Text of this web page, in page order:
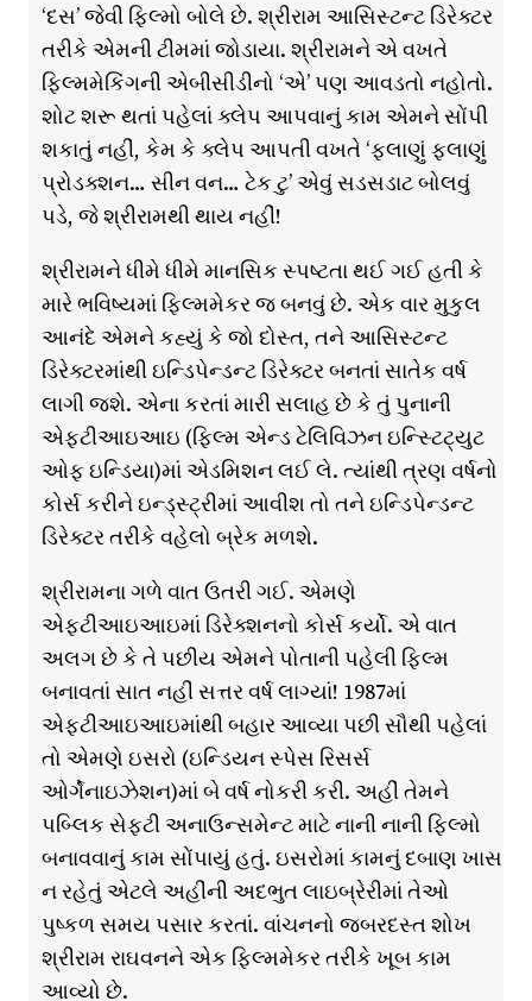
‘દસ’ જેવી ફિલ્મો બોલે છે. શ્રીરામ આસિસ્ટન્ટ ડિરેક્ટર
તરીકે એમની ટીમમાં જોડાયા. શ્રીરામને એ વખતે
ફિલ્મમેકિંગની એબીસીડીનો ‘એ’ પણ આવડતો નહોતો.
શોટ શરૂ થતાં પહેલાં ક્લેપ આપવાનું કામ એમને સોંપી
શકાતું નહીં, કેમ કે ક્લેપ આપતી વખતે ‘ફલાણું ફલાણું
પ્રોડક્શન… સીન વન… ટેક ટુ’ એવું સડસડાટ બોલવું
પડે, જે શ્રીરામથી થાય નહીં!
શ્રીરામને ધીમે ધીમે માનસિક સ્પષ્ટતા થઈ ગઈ હતી કે
મારે ભવિષ્યમાં ફિલ્મમેકર જ બનવું છે. એક વાર મુકુલ
આનંદે એમને કહ્યું કે જો દોસ્ત, તને આસિસ્ટન્ટ
ડિરેક્ટરમાંથી ઇન્ડિપેન્ડન્ટ ડિરેક્ટર બનતાં સાતેક વર્ષ
લાગી જશે. એના કરતાં મારી સલાહ છે કે તું પુનાની
એફટીઆઇઆઇ (ફિલ્મ એન્ડ ટેલિવિઝન ઇન્સ્ટિટ્યુટ
ઓફ ઇન્ડિયા)માં એડમિશન લઈ લે. ત્યાંથી ત્રણ વર્ષનો
કોર્સ કરીને ઇન્ડ્સ્ટ્રીમાં આવીશ તો તને ઇન્ડિપેન્ડન્ટ
ડિરેક્ટર તરીકે વહેલો બ્રેક મળશે.
શ્રીરામના ગળે વાત ઉતરી ગઈ. એમણે
એફટીઆઇઆઇમાં ડિરેક્શનનો કોર્સ કર્યો. એ વાત
અલગ છે કે તે પછીય એમને પોતાની પહેલી ફિલ્મ
બનાવતાં સાત નહીં સત્તર વર્ષ લાગ્યાં! 1987માં
એફટીઆઇઆઇમાંથી બહાર આવ્યા પછી સૌથી પહેલાં
તો એમણે ઇસરો (ઇન્ડિયન સ્પેસ રિસર્સ
ઓર્ગેનાઇઝેશન)માં બે વર્ષ નોકરી કરી. અહીં તેમને
પબ્લિક સેફ્ટી અનાઉન્સમેન્ટ માટે નાની નાની ફિલ્મો
બનાવવાનું કામ સોંપાયું હતું. ઇસરોમાં કામનું દબાણ ખાસ
ન રહેતું એટલે અહીંની અદભુત લાઇબ્રેરીમાં તેઓ
પુષ્કળ સમય પસાર કરતાં. વાંચનનો જબરદસ્ત શોખ
શ્રીરામ રાઘવનને એક ફિલ્મમેકર તરીકે ખૂબ કામ
આવ્યો છે.